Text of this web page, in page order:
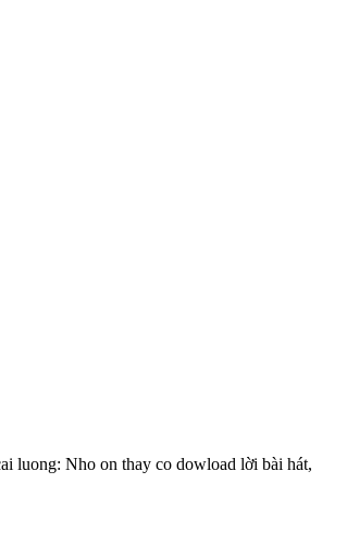
luong: Nho on thay co dowload lời bài hát,